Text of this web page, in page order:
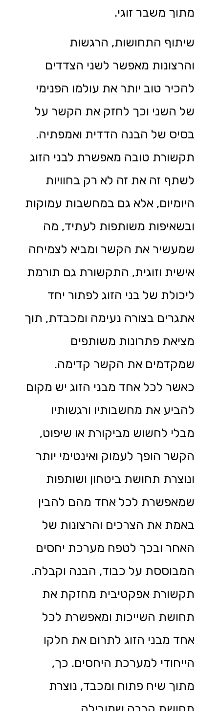
מתוך משבר זוגי.
שיתוף התחושות, הרגשות
והרצונות מאפשר לשני הצדדים
להכיר טוב יותר את עולמו הפנימי
של השני וכך לחזק את הקשר על
בסיס של הבנה הדדית ואמפתיה.
תקשורת טובה מאפשרת לבני הזוג
לשתף זה את זה לא רק בחוויות
היומיום, אלא גם במחשבות עמוקות
ובשאיפות משותפות לעתיד, מה
שמעשיר את הקשר ומביא לצמיחה
אישית וזוגית, התקשורת גם תורמת
ליכולת של בני הזוג לפתור יחד
אתגרים בצורה נעימה ומכבדת, תוך
מציאת פתרונות משותפים
שמקדמים את הקשר קדימה.
כאשר לכל אחד מבני הזוג יש מקום
להביע את מחשבותיו ורגשותיו
מבלי לחשוש מביקורת או שיפוט,
הקשר הופך לעמוק ואינטימי יותר
ונוצרת תחושת ביטחון ושותפות
שמאפשרת לכל אחד מהם להבין
באמת את הצרכים והרצונות של
האחר ובכך לטפח מערכת יחסים
המבוססת על כבוד, הבנה וקבלה.
תקשורת אפקטיבית מחזקת את
תחושת השייכות ומאפשרת לכל
אחד מבני הזוג לתרום את חלקו
הייחודי למערכת היחסים. כך,
מתוך שיח פתוח ומכבד, נוצרת